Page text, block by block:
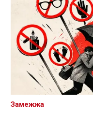
Замежжа